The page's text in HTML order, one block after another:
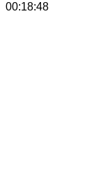
00:18:48